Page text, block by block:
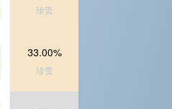
珍贵
33.00%
珍贵